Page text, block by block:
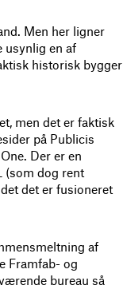
Men her ligner
usynlig en af
historisk bygger
men det er faktisk
på Publicis
Der er en
(som dog rent
det er fusioneret
af
Framfab- og
bureau så